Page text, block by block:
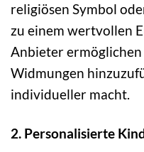
religiösen Symbol
zu einem wertvollen
Anbieter ermöglichen
Widmungen
individueller macht.
2. Personalisierte